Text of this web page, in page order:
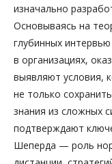
изначально
Основываясь на
глубинных
в организациях,
выявляют условия,
не только
знания из сложных
подтверждают
Шеперда — роль